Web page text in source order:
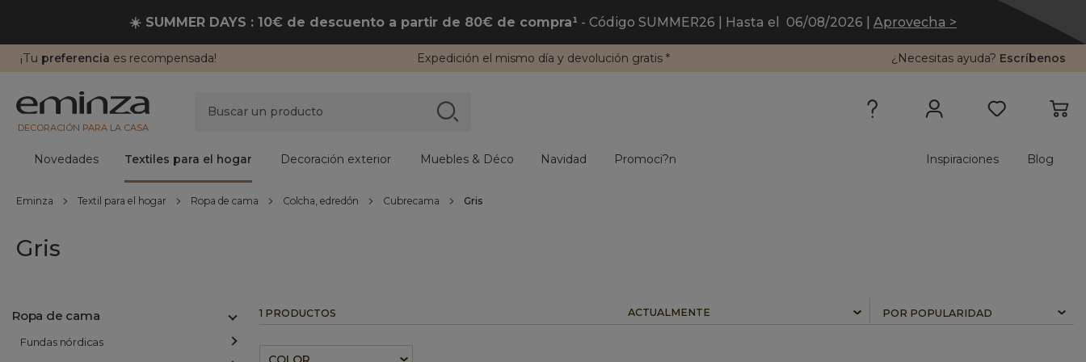
☀️ SUMMER DAYS : 10€ de descuento a partir de 80€ de compra¹ - Código SUMMER26 | Hasta el 06/08/2026 | Aprovecha >
¡Tu preferencia es recompensada! Expedición el mismo día y devolución gratis* ¿Necesitas ayuda? Escríbenos
DECORACIÓN PARA LA CASA
Novedades Textiles para el hogar Decoración exterior Muebles & Déco Navidad Promoci?n Inspiraciones Blog
Eminza Textil para el hogar Ropa de cama Colcha, edredón Cubrecama Gris
Gris
Ropa de cama
Fundas nórdicas
1 PRODUCTOS ACTUALMENTE